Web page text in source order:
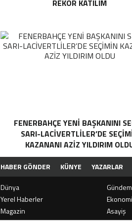
REKOR KATILIM
FENERBAHÇE YENI BAŞKANINI
SARI-LACIVERTLILER’DE
KAZANANI AZIZ YILDIRIM
HABER GÖNDER KÜNYE YAZARLAR
Dünya
Gündem
Yerel Haberler
Ekonomi
Magazin
Asayiş